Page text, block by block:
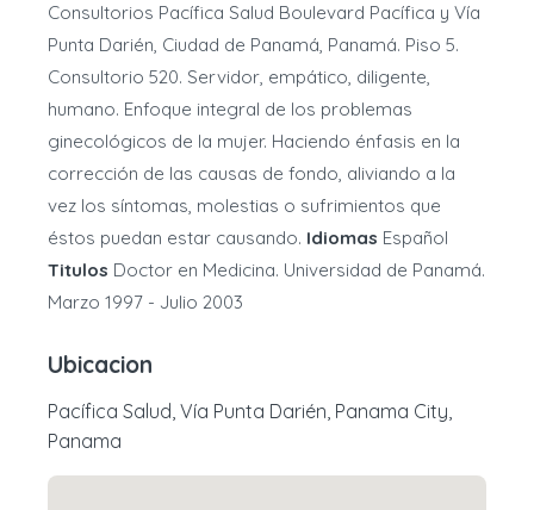
Consultorios Pacífica Salud Boulevard Pacífica y Vía
Punta Darién, Ciudad de Panamá, Panamá. Piso 5.
Consultorio 520. Servidor, empático, diligente,
humano. Enfoque integral de los problemas
ginecológicos de la mujer. Haciendo énfasis en la
corrección de las causas de fondo, aliviando a la
vez los síntomas, molestias o sufrimientos que
éstos puedan estar causando. Idiomas Español
Titulos Doctor en Medicina. Universidad de Panamá.
Marzo 1997 - Julio 2003
Ubicacion
Pacífica Salud, Vía Punta Darién, Panama City,
Panama